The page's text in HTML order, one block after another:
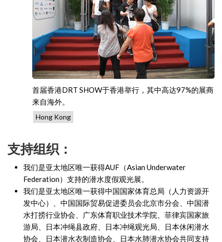
首届香港DRT SHOW于香港举行，其中高达97%的展商
来自海外。
Hong Kong
支持组织：
我们是亚太地区唯一获得AUF（Asian Underwater
Federation）支持的潜水度假观光展。
我们是亚太地区唯一获得中国国家体育总局（人力资源开
发中心）、中国国际贸易促进委员会北京市分会、中国潜
水打捞行业协会、广东体育职业技术学院、菲律宾国家旅
游局、日本冲绳县政府、日本冲绳观光局、日本休闲潜水
协会、日本潜水衣制造协会、日本水肺潜水协会共同支持